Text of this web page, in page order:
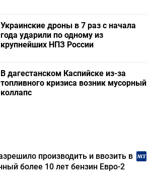
Украинские дроны в 7 раз с начала
года ударили по одному из
крупнейших НПЗ России
В дагестанском Каспийске из-за
топливного кризиса возник мусорный
коллапс